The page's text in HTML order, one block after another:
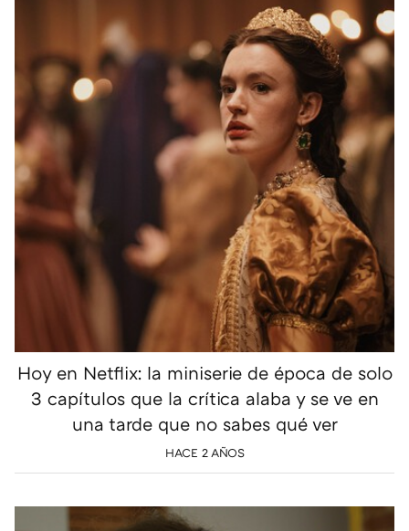
Hoy en Netflix: la miniserie de época de solo
3 capítulos que la crítica alaba y se ve en
una tarde que no sabes qué ver
HACE 2 AÑOS